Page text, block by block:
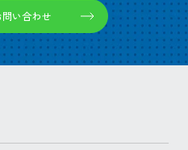
問い合わせ